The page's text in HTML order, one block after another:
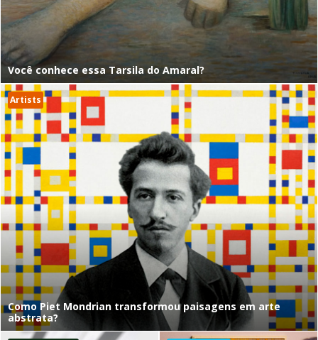
Você conhece essa Tarsila do Amaral?
Artists
Como Piet Mondrian transformou paisagens em arte
abstrata?